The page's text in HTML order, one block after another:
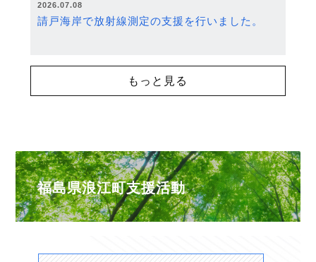
2026.07.08
請戸海岸で放射線測定の支援を行いました。
もっと見る
福島県浪江町支援活動